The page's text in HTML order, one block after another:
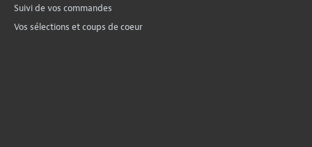
Suivi de vos commandes
Vos sélections et coups de coeur